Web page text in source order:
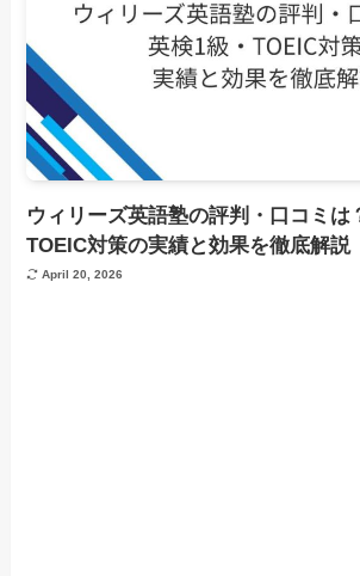
ウィリーズ英語塾の評判・口コミは
TOEIC対策の実績と効果を徹底解説
April 20, 2026